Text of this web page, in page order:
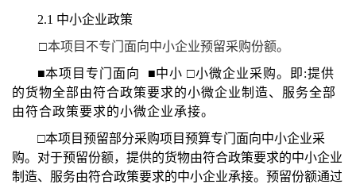
2.1 中小企业政策
□本项目不专门面向中小企业预留采购份额。
■本项目专门面向 ■中小 □小微企业采购。即:提供
的货物全部由符合政策要求的小微企业制造、服务全部
由符合政策要求的小微企业承接。
□本项目预留部分采购项目预算专门面向中小企业采
购。对于预留份额，提供的货物由符合政策要求的中小企业
制造、服务由符合政策要求的中小企业承接。预留份额通过